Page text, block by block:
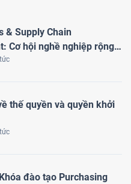
& Supply Chain
Cơ hội nghề nghiệp rộng
số
thế quyền và quyền khởi
đào tạo Purchasing